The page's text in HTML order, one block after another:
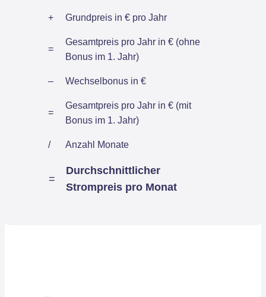
+ Grundpreis in € pro Jahr
=
Gesamtpreis pro Jahr in € (ohne
Bonus im 1. Jahr)
– Wechselbonus in €
=
Gesamtpreis pro Jahr in € (mit
Bonus im 1. Jahr)
/ Anzahl Monate
=
Durchschnittlicher
Strompreis pro Monat